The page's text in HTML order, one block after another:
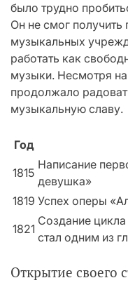
было трудно
Он не смог получить
музыкальных
работать как
музыки. Несмотря на
продолжало
музыкальную славу.
Год
1815
Написание
девушка»
1819 Успех оперы
1821
Создание
стал одним из
Открытие своего